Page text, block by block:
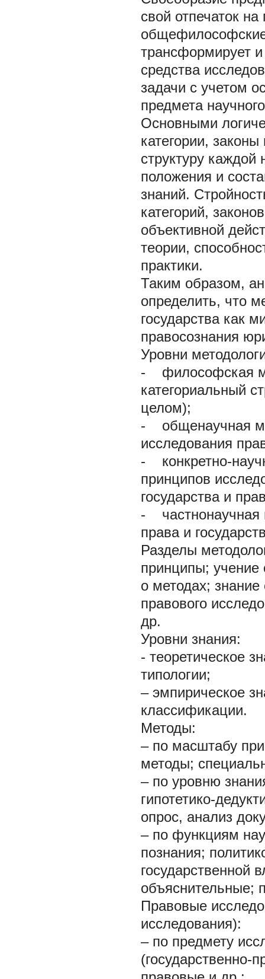
свой отпечаток
трансформирует
средства
задачи с учетом
предмета
Основными
категории, законы
структуру
положения и
знаний.
категорий,
объективной
теории,
практики.
Таким образом,
определить, что
государства как
правосознания
Уровни
- философская
категориальный
целом);
- общенаучная
исследования
- конкретно-
принципов
государства и
- частнонаучная
права и
Разделы
принципы; учение
о методах;
правового
др.
Уровни знания:
- теоретическое
типологии;
– эмпирическое
классификации.
Методы:
– по масштабу
методы;
– по уровню
гипотетико-
опрос, анализ
– по функциям
познания;
государственной
объяснительные;
Правовые
исследования):
– по предмету
(государственно-